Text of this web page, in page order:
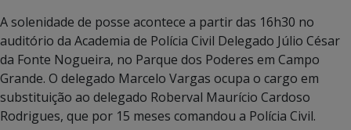
A solenidade de posse acontece a partir das 16h30 no
auditório da Academia de Polícia Civil Delegado Júlio César
da Fonte Nogueira, no Parque dos Poderes em Campo
Grande. O delegado Marcelo Vargas ocupa o cargo em
substituição ao delegado Roberval Maurício Cardoso
Rodrigues, que por 15 meses comandou a Polícia Civil.